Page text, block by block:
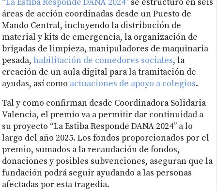
“La Estiba Responde DANA 2024” se estructuró en seis
áreas de acción coordinadas desde un Puesto de
Mando Central, incluyendo la distribución de
material y kits de emergencia, la organización de
brigadas de limpieza, manipuladores de maquinaria
pesada,habilitación de comedores sociales, la
creación de un aula digital para la tramitación de
ayudas, así como actuaciones de apoyo a colegios.
Tal y como confirman desde Coordinadora Solidaria
Valencia, el premio va a permitir dar continuidad a
su proyecto “La Estiba Responde DANA 2024” a lo
largo del año 2025. Los fondos proporcionados por el
premio, sumados a la recaudación de fondos,
donaciones y posibles subvenciones, aseguran que la
fundación podrá seguir ayudando a las personas
afectadas por esta tragedia.